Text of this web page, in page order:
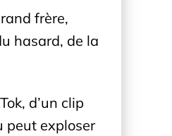
frère,
hasard, de la
d’un clip
peut exploser